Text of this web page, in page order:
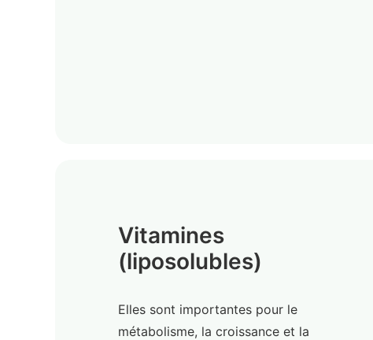
Vitamines
(liposolubles)
Elles sont importantes pour le
métabolisme, la croissance et la